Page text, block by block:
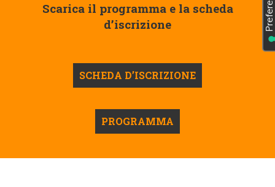
Scarica il programma e la scheda
d’iscrizione
SCHEDA D’ISCRIZIONE
PROGRAMMA